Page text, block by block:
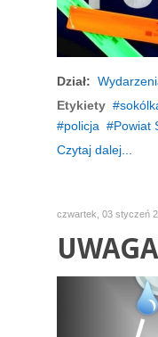
Dział:
Etykiety
policja
Powiat
Czytaj dalej...
czwartek, 03 styczeń